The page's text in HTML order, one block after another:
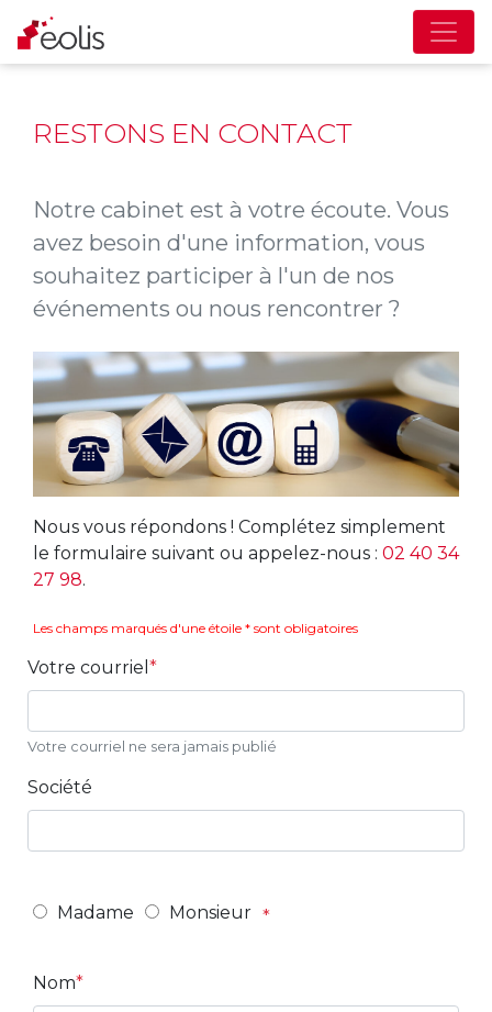
RESTONS EN CONTACT
Les champs marqués d'une étoile * sont obligatoires
Votre courriel
Votre courriel ne sera jamais publié
Société
Madame Monsieur
Nom
Notre cabinet est à votre écoute. Vous
avez besoin d'une information, vous
souhaitez participer à l'un de nos
événements ou nous rencontrer ?
Nous vous répondons ! Complétez simplement
le formulaire suivant ou appelez-nous : 02 40 34
27 98.